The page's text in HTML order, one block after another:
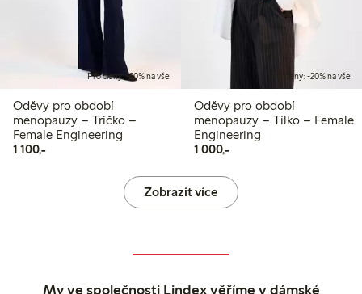
Pro členy: -20% na vše
Oděvy pro období
menopauzy – Tričko –
Female Engineering
1 100,-1 100,00 Kč
Pro členy: -20% na vše
Oděvy pro období
menopauzy – Tílko – Female
Engineering
1 000,-1 000,00 Kč
Zobrazit více
My ve společnosti Lindex věříme v dámské